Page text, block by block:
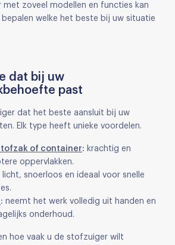
met zoveel modellen en functies kan
welke het beste bij uw situatie
dat bij uw
past
dat het beste aansluit bij uw
Elk type heeft unieke voordelen.
of container: krachtig en
oppervlakken.
licht, snoerloos en ideaal voor snelle
: neemt het werk volledig uit handen en
onderhoud.
hoe vaak u de stofzuiger wilt